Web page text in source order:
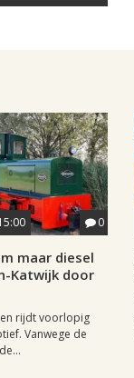
0
maar diesel
Katwijk door
rijdt voorlopig
Vanwege de